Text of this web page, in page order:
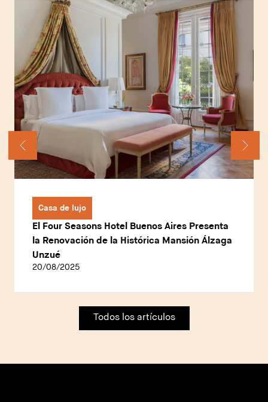
Casa de lujo
El Four Seasons Hotel Buenos Aires Presenta
la Renovación de la Histórica Mansión Álzaga
Unzué
20/08/2025
Todos los artículos